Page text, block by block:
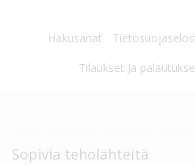
Hakusanat
Tilaukset ja
Sopivia teholähteitä